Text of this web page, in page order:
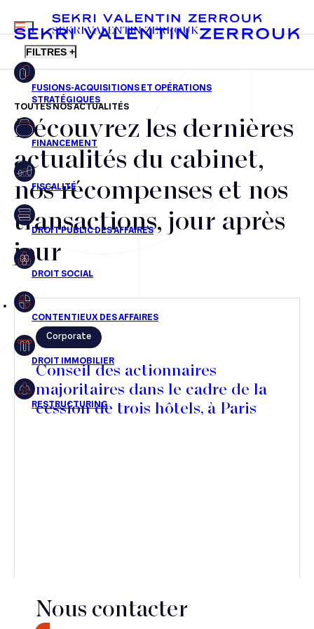
FR EN
MENU
SEKRI VALENTIN ZERROUK
FILTRES +
Fusions-acquisitions et opérations stratégiques
Financement
Fiscalité
Droit public des affaires
Droit social
Droit immobilier
Restructuring
Article
TOUTES NOS ACTUALITÉS
Découvrez les dernières
actualités du cabinet,
nos récompenses et nos
transactions, jour après
jour
Corporate
Conseil des actionnaires
majoritaires dans le cadre de la
cession de trois hôtels, à Paris
Nous contacter